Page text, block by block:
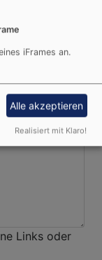
Links oder
iFrames an.
Alle akzeptieren
Realisiert mit Klaro!